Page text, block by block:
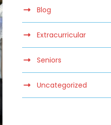
Blog
Extracurricular
Seniors
Uncategorized